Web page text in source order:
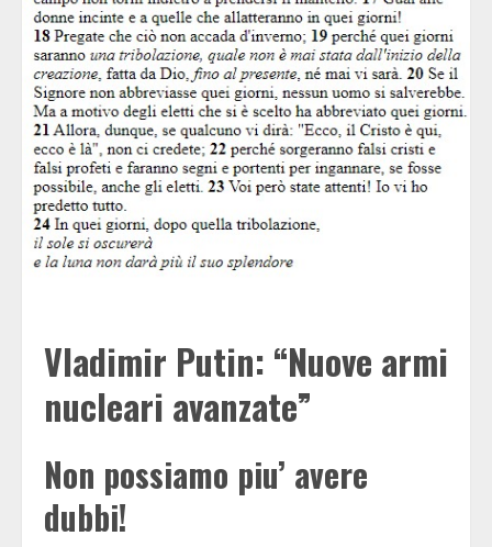
Vladimir Putin: “Nuove armi
nucleari avanzate”
Non possiamo piu’ avere
dubbi!